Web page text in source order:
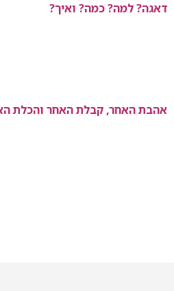
דאגה? למה? כמה? ואיך?
אהבת האחר, קבלת האחר והכלת